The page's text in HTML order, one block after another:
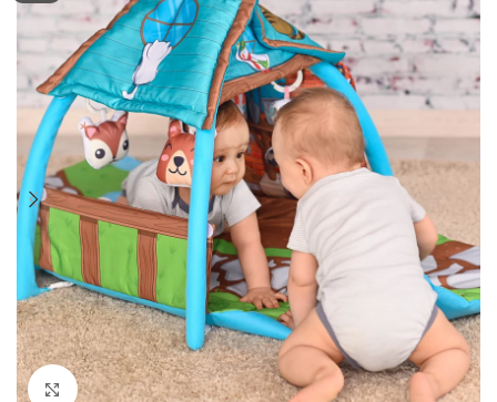
Zumiraj sliku